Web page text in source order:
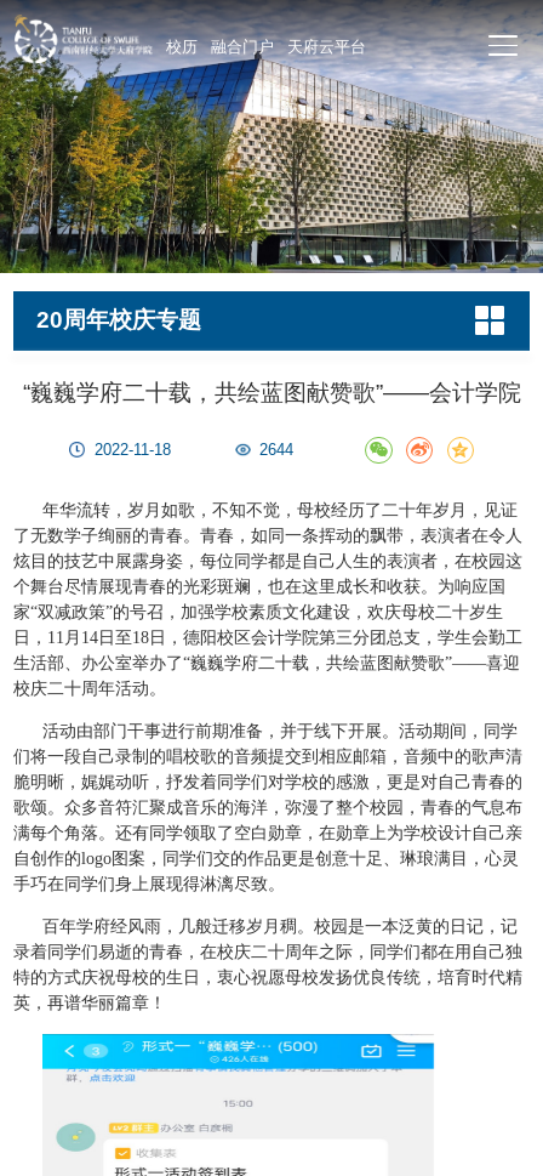
校历 融合门户 天府云平台
20周年校庆专题
“巍巍学府二十载，共绘蓝图献赞歌”——会计学院
2022-11-18 2644
年华流转，岁月如歌，不知不觉，母校经历了二十年岁月，见证
了无数学子绚丽的青春。青春，如同一条挥动的飘带，表演者在令人
炫目的技艺中展露身姿，每位同学都是自己人生的表演者，在校园这
个舞台尽情展现青春的光彩斑斓，也在这里成长和收获。为响应国
家“双减政策”的号召，加强学校素质文化建设，欢庆母校二十岁生
日，11月14日至18日，德阳校区会计学院第三分团总支，学生会勤工
生活部、办公室举办了“巍巍学府二十载，共绘蓝图献赞歌”——喜迎
校庆二十周年活动。
活动由部门干事进行前期准备，并于线下开展。活动期间，同学
们将一段自己录制的唱校歌的音频提交到相应邮箱，音频中的歌声清
脆明晰，娓娓动听，抒发着同学们对学校的感激，更是对自己青春的
歌颂。众多音符汇聚成音乐的海洋，弥漫了整个校园，青春的气息布
满每个角落。还有同学领取了空白勋章，在勋章上为学校设计自己亲
自创作的logo图案，同学们交的作品更是创意十足、琳琅满目，心灵
手巧在同学们身上展现得淋漓尽致。
百年学府经风雨，几般迁移岁月稠。校园是一本泛黄的日记，记
录着同学们易逝的青春，在校庆二十周年之际，同学们都在用自己独
特的方式庆祝母校的生日，衷心祝愿母校发扬优良传统，培育时代精
英，再谱华丽篇章！